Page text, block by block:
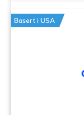
Basert i USA